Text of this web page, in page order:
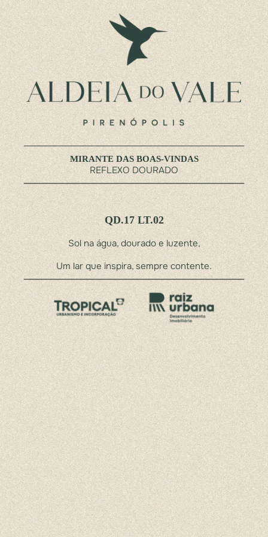
MIRANTE DAS BOAS-VINDAS
REFLEXO DOURADO
QD.17 LT.02
Sol na água, dourado e luzente,
Um lar que inspira, sempre contente.